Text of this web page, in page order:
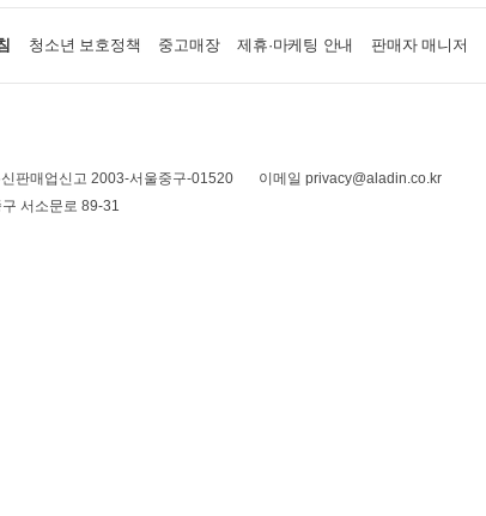
청소년 보호정책 중고매장 제휴·마케팅 안내 판매자 매니저
판매업신고 2003-서울중구-01520
이메일 privacy@aladin.co.kr
서소문로 89-31